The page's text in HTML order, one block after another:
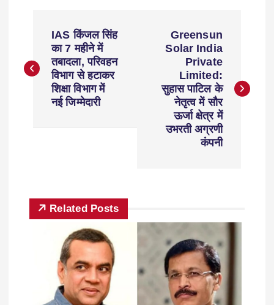
IAS किंजल सिंह
का 7 महीने में
तबादला, परिवहन
विभाग से हटाकर
शिक्षा विभाग में
नई जिम्मेदारी
Greensun
Solar India
Private
Limited:
सुहास पाटिल के
नेतृत्व में सौर
ऊर्जा क्षेत्र में
उभरती अग्रणी
कंपनी
Related Posts